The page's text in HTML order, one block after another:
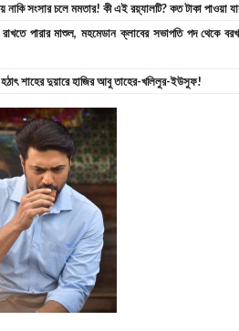
নাকি সংসার চলে মমতার! কী এই রয়্যালটি? কত টাকা পাওয়া
রাখতে পারার মাশুল, মহমেডান ক্লাবের সভাপতি পদ থেকে
হঠাৎ শাহের দুয়ারে হাজির আবু তাহের-খলিলুর-ইউসুফ!